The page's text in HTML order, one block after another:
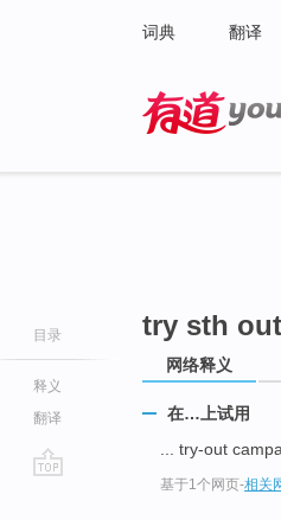
词典 翻译
目录
释义
翻译
try sth
网络释义
在…上试用
... try-out
基于1个网页-相关